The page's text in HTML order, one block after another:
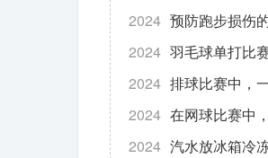
2024 预防跑步损伤
2024 羽毛球单打比
2024 排球比赛中，
2024 在网球比赛中
2024 汽水放冰箱冷